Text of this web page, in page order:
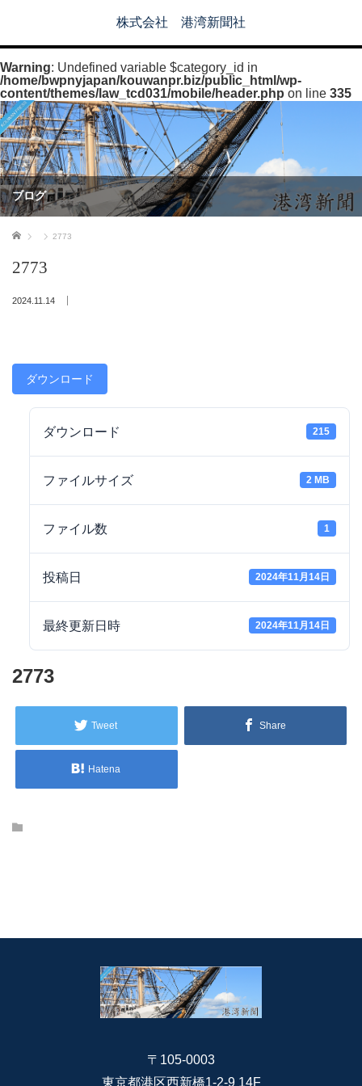
株式会社 港湾新聞社
Warning: Undefined variable $category_id in
/home/bwpnyjapan/kouwanpr.biz/public_html/wp-
content/themes/law_tcd031/mobile/header.php on line 335
ブログ
ホーム 2773
2773
2024.11.14
ダウンロード
ダウンロード 215
ファイルサイズ 2 MB
ファイル数 1
投稿日 2024年11月14日
最終更新日時 2024年11月14日
2773
Tweet Share
Hatena
〒105-0003
東京都港区西新橋1-2-9 14F